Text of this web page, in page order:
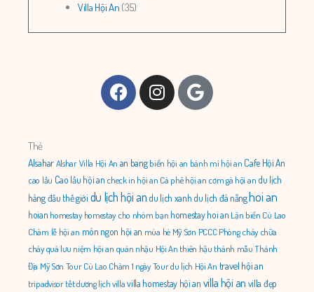
Villa Hội An (35)
FacebookInstagramGoogle
Thẻ
AlsaharAlshar Villa Hội An an bang biển hội an bánh mì hội an Cafe Hội An
cao lầu Cao lầu hội an check in hội an Cà phê hội an cơm gà hội an du lịch
hàng đầu thế giới du lịch hội an du lịch xanh du lịch đà nẵnghoi an
hoian homestay homestay cho nhóm bạn homestay hoi an Lặn biển Cù Lao
Chàm lễ hội an món ngon hội an mùa hè Mỹ Sơn PCCC Phòng cháy chữa
cháyquà lưu niệm hội an quán nhậu Hội An thiên hậu thánh mẫu Thánh
Địa Mỹ Sơn Tour Cù Lao Chàm 1 ngàyTour du lịch Hội An travel hội an
tripadvisor tết dương lịchvillavilla homestay hội an villa hội an villa đẹp